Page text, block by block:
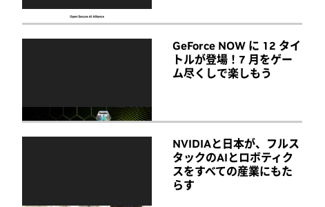
GeForce NOW に 12 タイ
トルが登場！7 月をゲー
ム尽くしで楽しもう
NVIDIAと日本が、フルス
タックのAIとロボティク
スをすべての産業にもた
らす